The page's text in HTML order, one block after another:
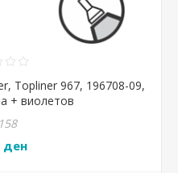
Topliner 967, 196708-09,
+ виолетов
ден